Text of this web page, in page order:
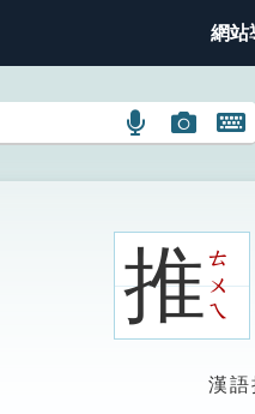
網站
語
搜
圖
示
圖
搜
圖
示
開
鍵
圖
推ㄊ
ㄨ
ㄟ
漢語